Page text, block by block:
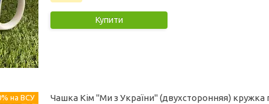
Купити
на ВСУ Чашка Кім "Ми з України" (двухсторонняя) кружка